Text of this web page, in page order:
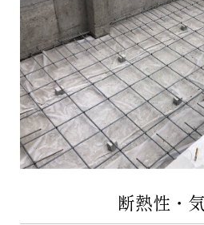
断熱性・